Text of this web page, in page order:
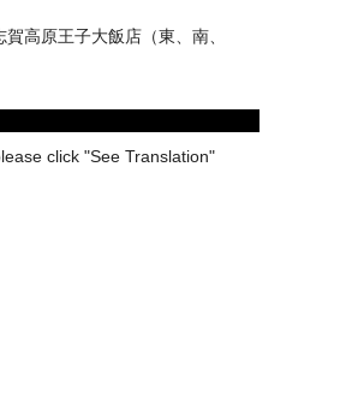
高原王子大飯店（東、南、
click "See Translation"